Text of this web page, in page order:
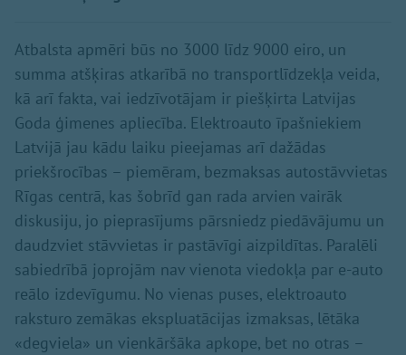
Atbalsta apmēri būs no 3000 līdz 9000 eiro, un
summa atšķiras atkarībā no transportlīdzekļa veida,
kā arī fakta, vai iedzīvotājam ir piešķirta Latvijas
Goda ģimenes apliecība. Elektroauto īpašniekiem
Latvijā jau kādu laiku pieejamas arī dažādas
priekšrocības – piemēram, bezmaksas autostāvvietas
Rīgas centrā, kas šobrīd gan rada arvien vairāk
diskusiju, jo pieprasījums pārsniedz piedāvājumu un
daudzviet stāvvietas ir pastāvīgi aizpildītas. Paralēli
sabiedrībā joprojām nav vienota viedokļa par e-auto
reālo izdevīgumu. No vienas puses, elektroauto
raksturo zemākas ekspluatācijas izmaksas, lētāka
«degviela» un vienkāršāka apkope, bet no otras –